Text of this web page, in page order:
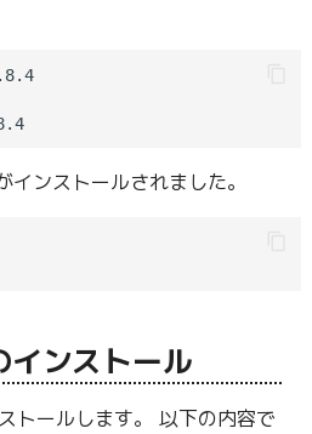
ndenv global v4.8.4
ンストールされました。
ンストール
トールします。 以下の内容で